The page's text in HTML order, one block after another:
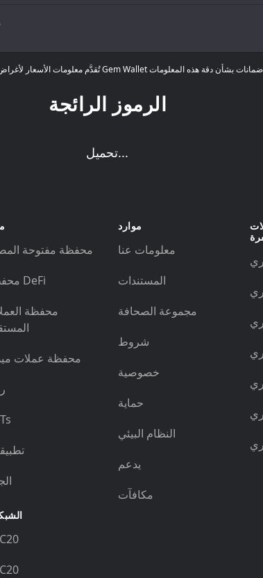
الرموز الرائجة
تحميل...
محفظة مفتوحة
محفظة DeFi
محفظة
محفظة عملات
موارد
معلومات عنا
المستندات
مجموعة الصحافة
شروط
خصوصية
حماية
النظام البيئي
يدعم
مكافآت